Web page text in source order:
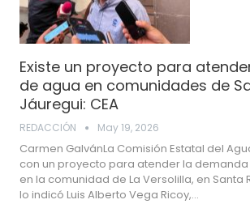
Existe un proyecto para
de agua en comunidades de
Jáuregui: CEA
REDACCIÓN May 19, 2026
Carmen GalvánLa Comisión Estatal del
con un proyecto para atender la
en la comunidad de La Versolilla, en Santa
lo indicó Luis Alberto Vega Ricoy,…